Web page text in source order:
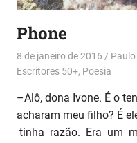
Phone
8 de janeiro de 2016
Escritores 50+, Poesia
–Alô, dona Ivone. É o
acharam meu filho? É
tinha razão. Era um